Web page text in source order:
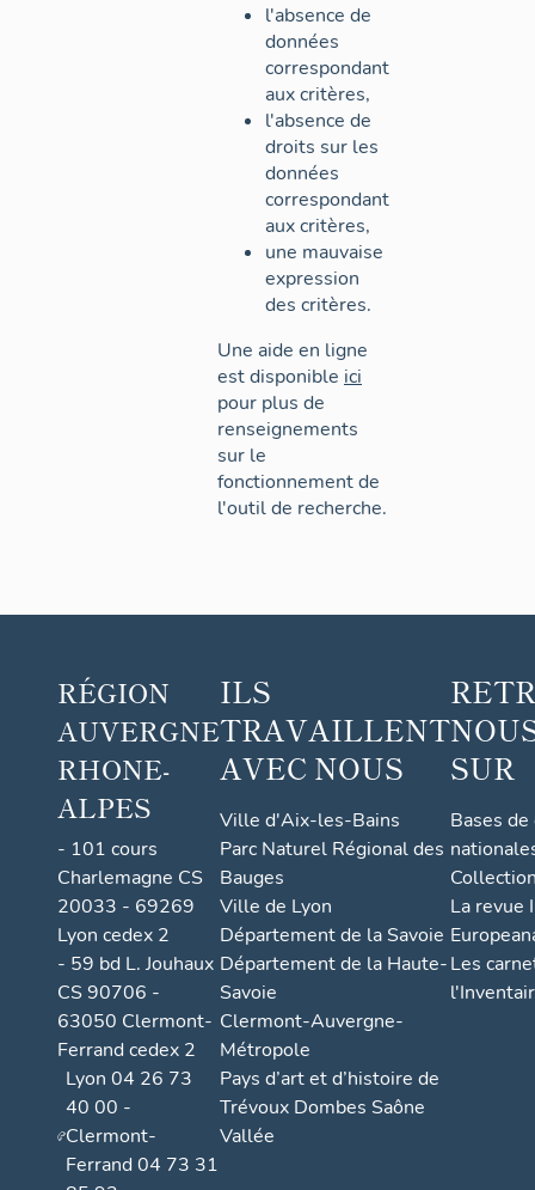
l'absence de
données
correspondant
aux critères,
l'absence de
droits sur les
données
correspondant
aux critères,
une mauvaise
expression
des critères.
Une aide en ligne
est disponible ici
pour plus de
renseignements
sur le
fonctionnement de
l'outil de recherche.
RÉGION
AUVERGNE
RHONE-
ALPES
- 101 cours
Charlemagne CS
20033 - 69269
Lyon cedex 2
- 59 bd L. Jouhaux
CS 90706 -
63050 Clermont-
Ferrand cedex 2
Lyon 04 26 73
40 00 -
Clermont-
Ferrand 04 73 31
ILS
TRAVAILLENT
AVEC NOUS
Ville d'Aix-les-Bains
Parc Naturel Régional des
Bauges
Ville de Lyon
Département de la Savoie
Département de la Haute-
Savoie
Clermont-Auvergne-
Métropole
Pays d’art et d’histoire de
Trévoux Dombes Saône
Vallée
SUR
Bases
La revue
Les